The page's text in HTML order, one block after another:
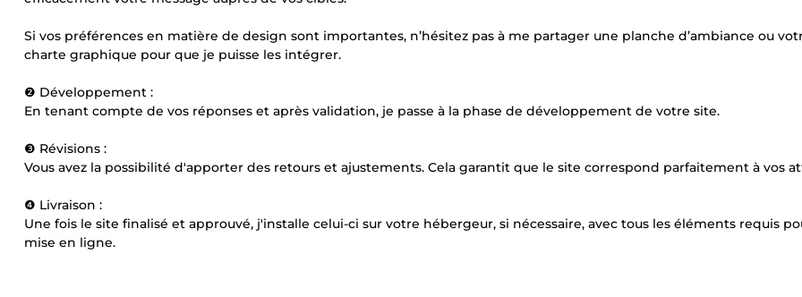
Si vos préférences en matière de design sont importantes, n’hésitez pas à me partager une planche d’ambiance ou
charte graphique pour que je puisse les intégrer.
❷ Développement :
En tenant compte de vos réponses et après validation, je passe à la phase de développement de votre site.
❸ Révisions :
Vous avez la possibilité d'apporter des retours et ajustements. Cela garantit que le site correspond parfaitement à vos
❹ Livraison :
Une fois le site finalisé et approuvé, j'installe celui-ci sur votre hébergeur, si nécessaire, avec tous les éléments requis
mise en ligne.